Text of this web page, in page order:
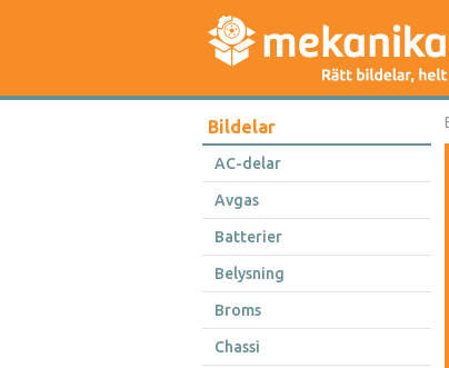
Bildelar
AC-delar
Avgas
Batterier
Belysning
Broms
Chassi